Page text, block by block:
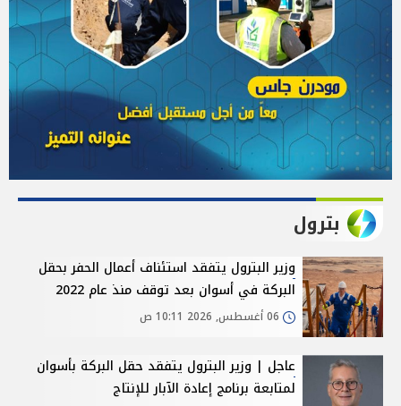
بترول
وزير البترول يتفقد استئناف أعمال الحفر بحقل
البركة في أسوان بعد توقف منذ عام 2022
عاجل | وزير البترول يتفقد حقل البركة بأسوان
لمتابعة برنامج إعادة الآبار للإنتاج